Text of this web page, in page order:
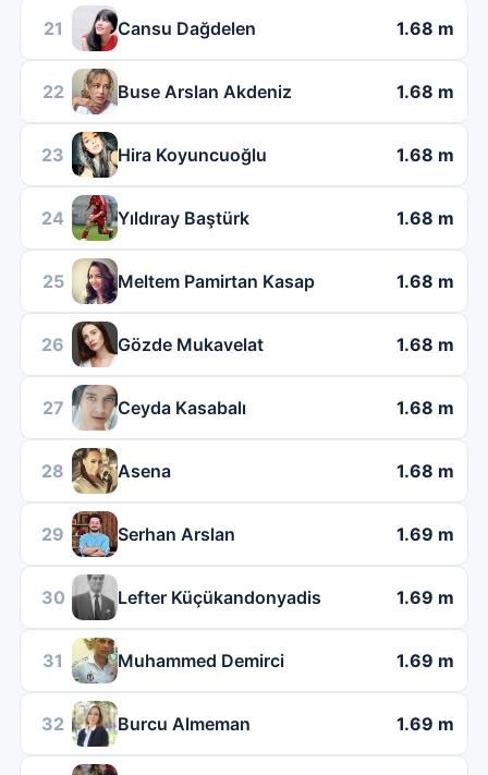
21 Cansu Dağdelen 1.68 m
22 Buse Arslan Akdeniz 1.68 m
23 Hira Koyuncuoğlu 1.68 m
24 Yıldıray Baştürk 1.68 m
25 Meltem Pamirtan Kasap 1.68 m
26 Gözde Mukavelat 1.68 m
27 Ceyda Kasabalı 1.68 m
28 Asena 1.68 m
29 Serhan Arslan 1.69 m
30 Lefter Küçükandonyadis 1.69 m
31 Muhammed Demirci 1.69 m
32 Burcu Almeman 1.69 m